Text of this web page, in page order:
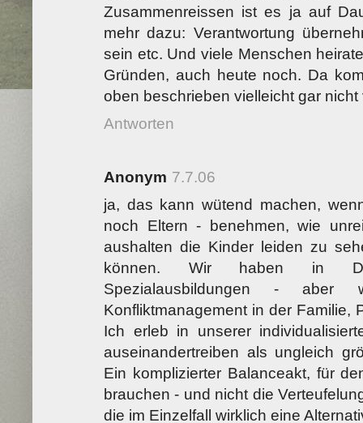
Zusammenreissen ist es ja auf
mehr dazu: Verantwortung
sein etc. Und viele Menschen
Gründen, auch heute noch. Da
oben beschrieben vielleicht gar nicht
Antworten
Anonym 7.7.06
ja, das kann wütend machen,
noch Eltern - benehmen, wie
aushalten die Kinder leiden zu
können. Wir haben in
Spezialausbildungen -
Konfliktmanagement in der Familie,
Ich erleb in unserer
auseinandertreiben als ungleich
Ein komplizierter Balanceakt, für
brauchen - und nicht die
die im Einzelfall wirklich eine